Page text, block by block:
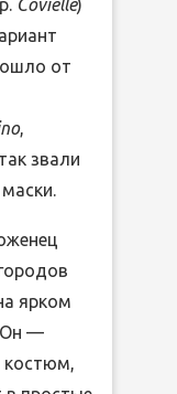
Covielle)
от
,
звали
ярком
Он —
костюм,